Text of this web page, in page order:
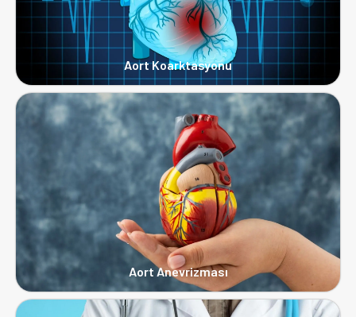
Aort Koarktasyonu
Aort Anevrizması